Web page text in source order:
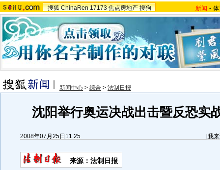
搜狐 ChinaRen 17173 焦点房地产 搜狗 新闻 -
新闻中心 > 综合 > 法制日报
沈阳举行奥运决战出击暨反恐实
2008年07月25日11:25 [我
来源：法制日报